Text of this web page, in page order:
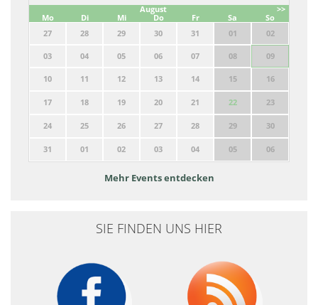
>>
August
Mo
Di Mi Do Fr Sa
So
27
28 29 30 31 01 02
03 04 05 06 07 08 09
10 11 12 13 14 15 16
17 18 19 20 21 22 23
24 25 26 27 28 29 30
31 01 02 03 04 05 06
Mehr Events entdecken
SIE FINDEN UNS HIER